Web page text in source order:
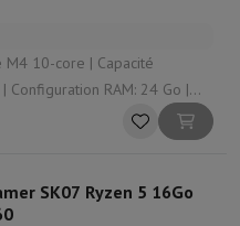
core | Capacité
Configuration RAM: 24 Go |
Apple GPU | Solution
SK07 Ryzen 5 16Go